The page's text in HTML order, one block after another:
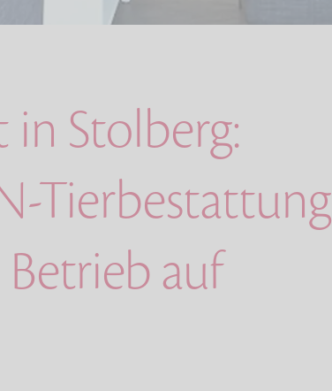
Stolberg:
Tierbestattung
auf